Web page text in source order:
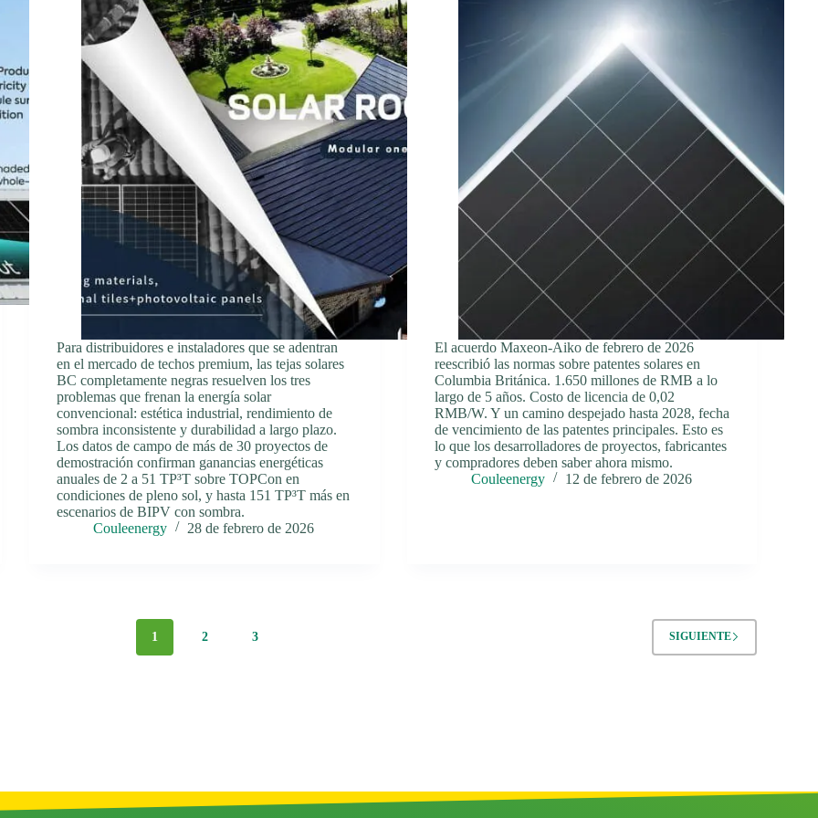
Para distribuidores e instaladores que se adentran
en el mercado de techos premium, las tejas solares
BC completamente negras resuelven los tres
problemas que frenan la energía solar
convencional: estética industrial, rendimiento de
sombra inconsistente y durabilidad a largo plazo.
Los datos de campo de más de 30 proyectos de
demostración confirman ganancias energéticas
anuales de 2 a 51 TP³T sobre TOPCon en
condiciones de pleno sol, y hasta 151 TP³T más en
escenarios de BIPV con sombra.
Couleenergy
28 de febrero de 2026
El acuerdo Maxeon-Aiko de febrero de 2026
reescribió las normas sobre patentes solares en
Columbia Británica. 1.650 millones de RMB a lo
largo de 5 años. Costo de licencia de 0,02
RMB/W. Y un camino despejado hasta 2028, fecha
de vencimiento de las patentes principales. Esto es
lo que los desarrolladores de proyectos, fabricantes
y compradores deben saber ahora mismo.
Couleenergy
12 de febrero de 2026
1 2 3 SIGUIENTE